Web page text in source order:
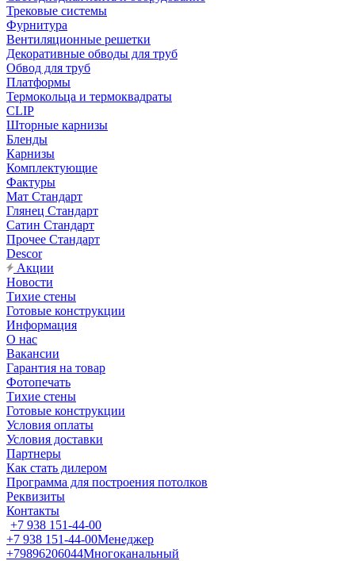
Трековые системы
Фурнитура
Вентиляционные решетки
Декоративные обводы для труб
Обвод для труб
Платформы
Термокольца и термоквадраты
CLIP
Шторные карнизы
Бленды
Карнизы
Комплектующие
Фактуры
Мат Стандарт
Глянец Стандарт
Сатин Стандарт
Прочее Стандарт
Descor
Акции
Новости
Тихие стены
Готовые конструкции
Информация
О нас
Вакансии
Гарантия на товар
Фотопечать
Тихие стены
Готовые конструкции
Условия оплаты
Условия доставки
Партнеры
Как стать дилером
Программа для построения потолков
Реквизиты
Контакты
+7 938 151-44-00
+7 938 151-44-00Менеджер
+79896206044Многоканальный